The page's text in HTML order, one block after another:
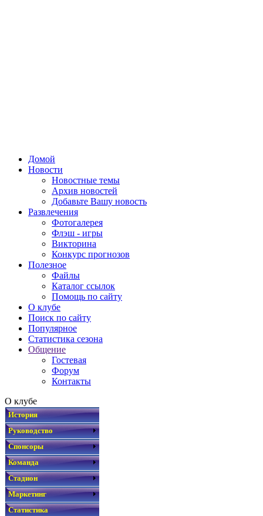
Домой
Новости
Новостные темы
Архив новостей
Добавьте Вашу новость
Развлечения
Фотогалерея
Флэш - игры
Викторина
Конкурс прогнозов
Полезное
Файлы
Каталог ссылок
Помощь по сайту
О клубе
Поиск по сайту
Популярное
Статистика сезона
Общение
Гостевая
Форум
Контакты
О клубе
История
Руководство
Спонсоры
Команда
Стадион
Маркетинг
Статистика